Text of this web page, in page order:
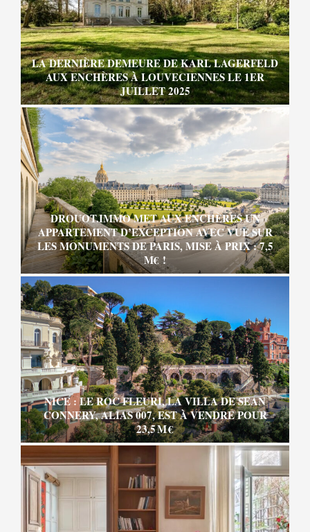
LA DERNIÈRE DEMEURE DE KARL LAGERFELD
AUX ENCHÈRES À LOUVECIENNES LE 1ER
JUILLET 2025
DROUOT.IMMO MET AUX ENCHÈRES UN
APPARTEMENT D’EXCEPTION AVEC VUE SUR
LES MONUMENTS DE PARIS, MISE À PRIX : 7,5
M€ !
NICE : LE ROC FLEURI, LA VILLA DE SEAN
CONNERY, ALIAS 007, EST À VENDRE POUR
23,5 M €